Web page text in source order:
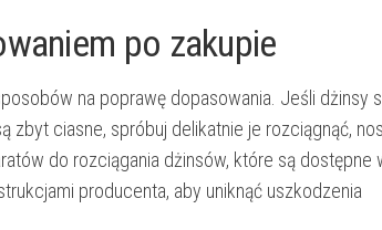
po zakupie
na poprawę dopasowania. Jeśli dżinsy
zbyt ciasne, spróbuj delikatnie je rozciągnąć,
do rozciągania dżinsów, które są dostępne
producenta, aby uniknąć uszkodzenia